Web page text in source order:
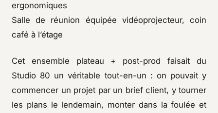
ergonomiques
Salle de réunion équipée vidéoprojecteur, coin
café à l’étage
Cet ensemble plateau + post-prod faisait du
Studio 80 un véritable tout-en-un : on pouvait y
commencer un projet par un brief client, y tourner
les plans le lendemain, monter dans la foulée et